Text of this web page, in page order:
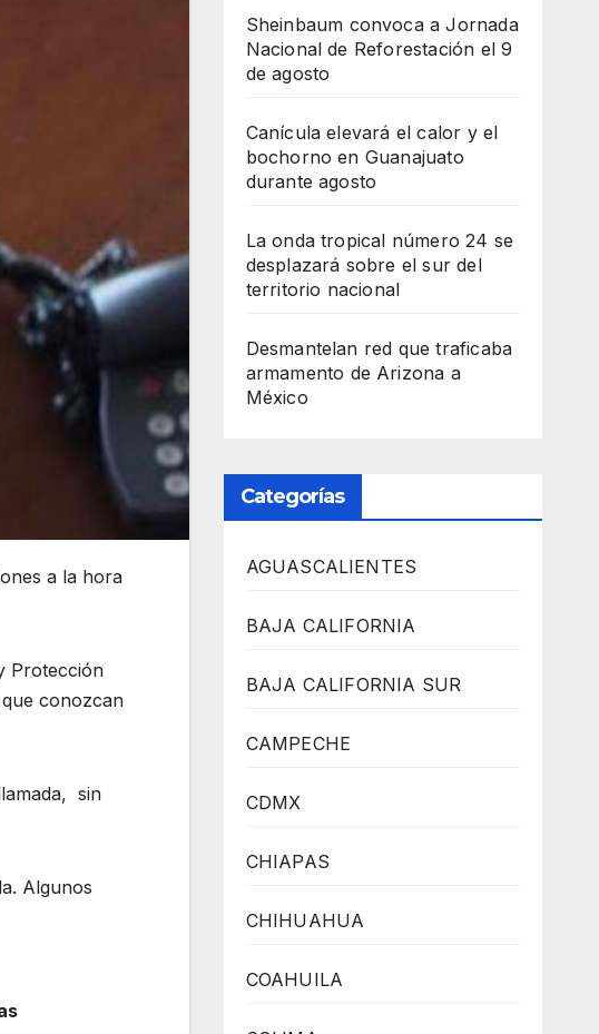
a la hora
Protección
conozcan
sin
Algunos
Sheinbaum convoca a Jornada
Nacional de Reforestación el 9
de agosto
Canícula elevará el calor y el
bochorno en Guanajuato
durante agosto
La onda tropical número 24 se
desplazará sobre el sur del
territorio nacional
Desmantelan red que traficaba
armamento de Arizona a
México
Categorías
AGUASCALIENTES
BAJA CALIFORNIA
BAJA CALIFORNIA SUR
CAMPECHE
CDMX
CHIAPAS
CHIHUAHUA
COAHUILA